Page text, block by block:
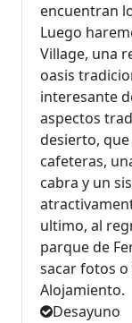
encuentran
Luego
Village, una
oasis
interesante
aspectos
desierto,
cafeteras,
cabra y un
ultimo, al
parque de
sacar fotos
Alojamiento.
Desayuno